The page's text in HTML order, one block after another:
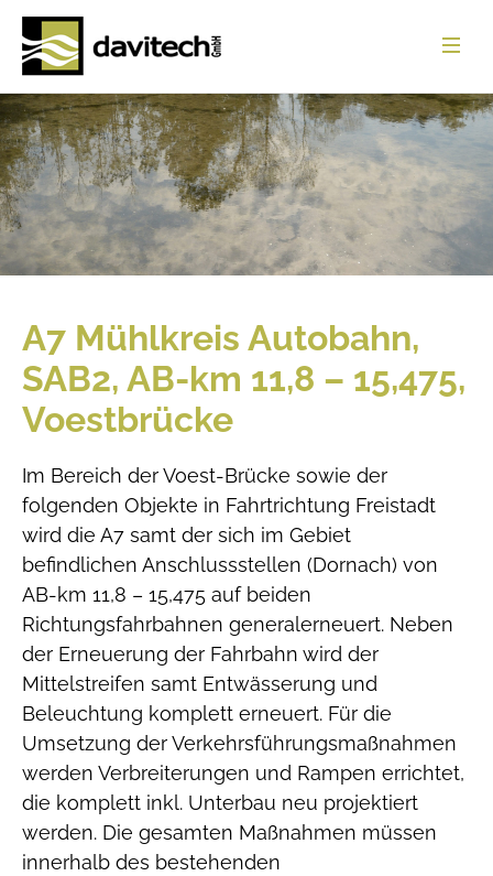
Startseite
Leistungen
Referenzen
Über uns
Jobs
Download
A7 Mühlkreis Autobahn,
SAB2, AB-km 11,8 – 15,475,
Voestbrücke
Im Bereich der Voest-Brücke sowie der
folgenden Objekte in Fahrtrichtung Freistadt
wird die A7 samt der sich im Gebiet
befindlichen Anschlussstellen (Dornach) von
AB-km 11,8 – 15,475 auf beiden
Richtungsfahrbahnen generalerneuert. Neben
der Erneuerung der Fahrbahn wird der
Mittelstreifen samt Entwässerung und
Beleuchtung komplett erneuert. Für die
Umsetzung der Verkehrsführungsmaßnahmen
werden Verbreiterungen und Rampen errichtet,
die komplett inkl. Unterbau neu projektiert
werden. Die gesamten Maßnahmen müssen
innerhalb des bestehenden